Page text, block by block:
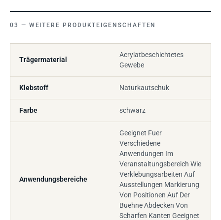
WEITERE PRODUKTEIGENSCHAFTEN
Trägermaterial
Acrylatbeschichtetes
Gewebe
Klebstoff Naturkautschuk
Farbe schwarz
Anwendungsbereiche
Geeignet Fuer
Verschiedene
Anwendungen Im
Veranstaltungsbereich Wie
Verklebungsarbeiten Auf
Ausstellungen Markierung
Von Positionen Auf Der
Buehne Abdecken Von
Scharfen Kanten Geeignet